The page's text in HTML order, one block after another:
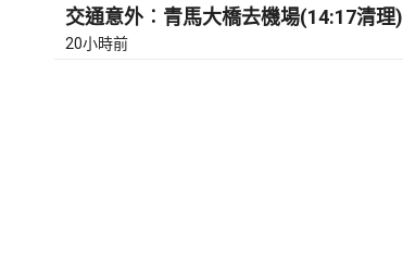
交通意外︰青馬大橋去機場(14:17清理)
20小時前